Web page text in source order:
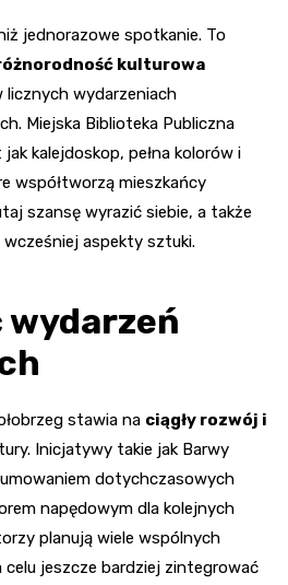
jednorazowe spotkanie. To
kulturowa
licznych wydarzeniach
Miejska Biblioteka Publiczna
kalejdoskop, pełna kolorów i
współtworzą mieszkańcy
szansę wyrazić siebie, a także
aspekty sztuki.
wydarzeń
stawia na ciągły rozwój i
Inicjatywy takie jak Barwy
dotychczasowych
napędowym dla kolejnych
planują wiele wspólnych
jeszcze bardziej zintegrować